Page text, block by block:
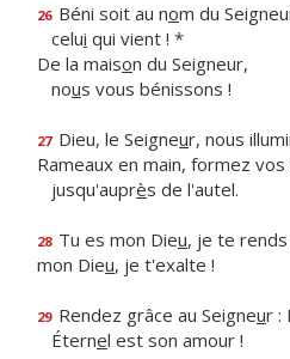
26 Béni soit au nom du
celui qui vient ! *
De la maison du Seigneur,
nous vous bénissons !
27 Dieu, le Seigneur, nous
Rameaux en main, formez
jusqu'auprès de l'autel.
28 Tu es mon Dieu, je te
mon Dieu, je t'exalte !
29 Rendez grâce au Seigneur :
Éternel est son amour !